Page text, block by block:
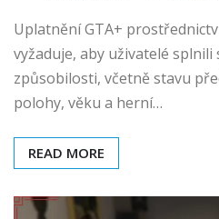
Uplatnění GTA+
vyžaduje, aby uživatelé
způsobilosti, včetně stavu
polohy, věku a herní…
READ MORE